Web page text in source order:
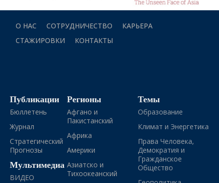
О НАС СОТРУДНИЧЕСТВО
КАРЬЕРА
СТАЖИРОВКИ
КОНТАКТЫ
Публикации
Бюллетень
Журнал
Стратегический
Прогнозы
Мультимедиа
ВИДЕО
Регионы
Афгано и
Пакистанский
Африка
Америки
Азиатско и
Тихоокеанский
Темы
Образование
Климат и Энергетика
Права Человека,
Демократия и
Гражданское
Общество